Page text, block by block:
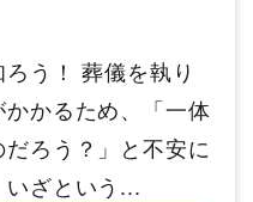
う！ 葬儀を執り
かるため、「一体
ろう？」と不安に
ざという...